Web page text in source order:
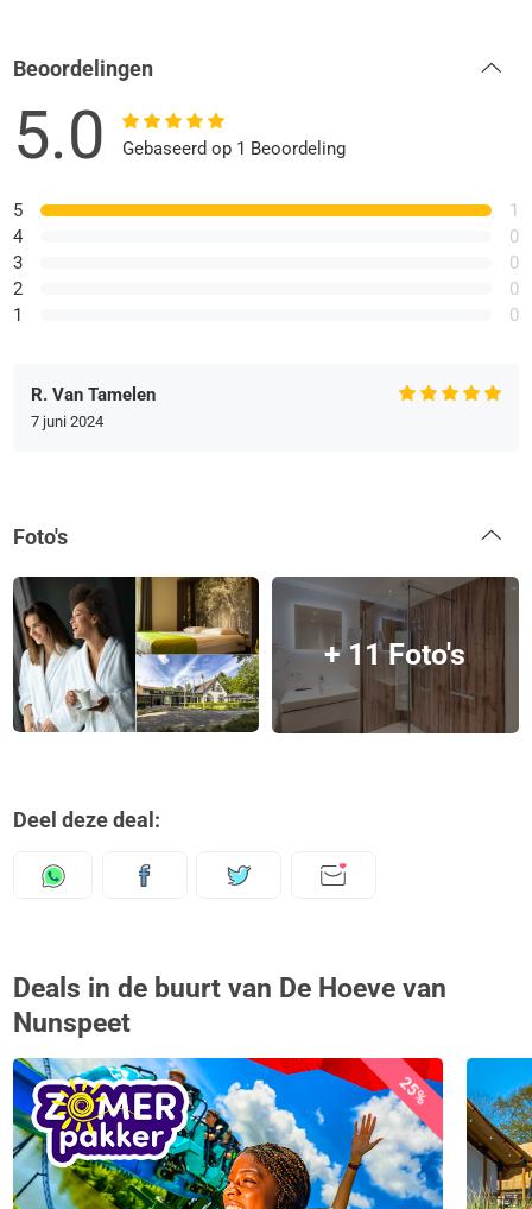
Beoordelingen
5.0 Gebaseerd op 1 Beoordeling
5
4
3
2
1
1
0
0
0
0
R. Van Tamelen
7 juni 2024
Foto's
+ 11 Foto's
Deel deze deal:
Deals in de buurt van De Hoeve van
Nunspeet
25%